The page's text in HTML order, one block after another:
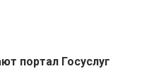
портал Госуслуг